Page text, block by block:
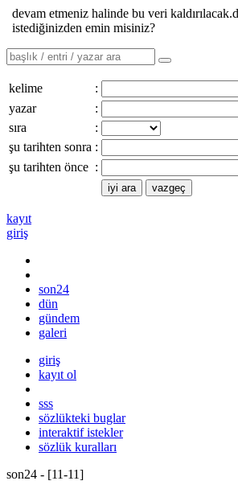
devam etmeniz halinde bu veri
istediğinizden emin misiniz?
kelime
:
yazar
:
sıra
:
şu tarihten sonra :
şu tarihten önce :
kayıt
giriş
son24
dün
gündem
galeri
giriş
kayıt ol
sss
sözlükteki buglar
interaktif istekler
sözlük kuralları
son24 - [11-11]